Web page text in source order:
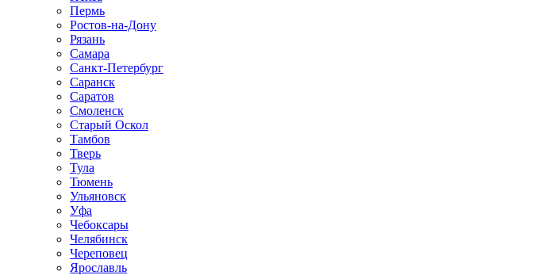
Пермь
Ростов‑на‑Дону
Рязань
Самара
Санкт‑Петербург
Саранск
Саратов
Смоленск
Старый Оскол
Тамбов
Тверь
Тула
Тюмень
Ульяновск
Уфа
Чебоксары
Челябинск
Череповец
Ярославль